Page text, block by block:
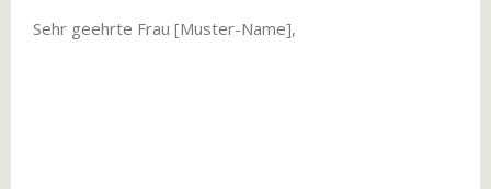
Sehr geehrte Frau [Muster-Name],